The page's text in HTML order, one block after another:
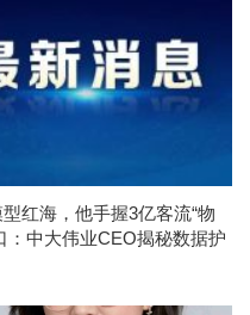
红海，他手握3亿客流“物
：中大伟业CEO揭秘数据护